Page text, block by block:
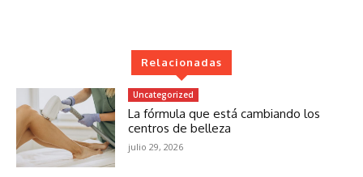
Relacionadas
Uncategorized
La fórmula que está cambiando los
centros de belleza
julio 29, 2026